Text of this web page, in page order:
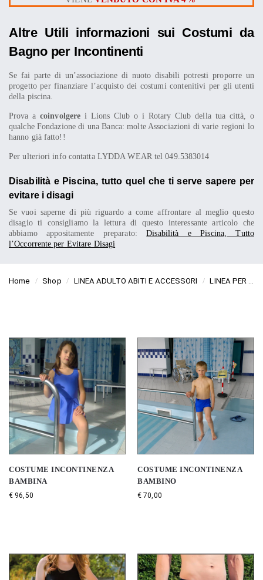
Altre Utili informazioni sui Costumi da
Bagno per Incontinenti
Se fai parte di un’associazione di nuoto disabili potresti proporre un
progetto per finanziare l’acquisto dei costumi contenitivi per gli utenti
della piscina.
Prova acoinvolgere i Lions Club o i Rotary Club della tua città, o
qualche Fondazione di una Banca: molte Associazioni di varie regioni lo
hanno già fatto!!
Per ulteriori info contatta LYDDA WEAR tel 049.5383014
Disabilità e Piscina, tutto quel che ti serve sapere per
evitare i disagi
Se vuoi saperne di più riguardo a come affrontare al meglio questo
disagio ti consigliamo la lettura di questo interessante articolo che
abbiamo appositamente preparato:Disabilità e Piscina, Tutto
l’Occorrente per Evitare Disagi
Home / Shop / LINEA ADULTO ABITI E ACCESSORI / LINEA PER SEDIA A ROTELLE
COSTUME INCONTINENZA
BAMBINA
€ 96,50
COSTUME INCONTINENZA
BAMBINO
€ 70,00